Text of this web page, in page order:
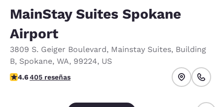
MainStay Suites Spokane
Airport
3809 S. Geiger Boulevard, Mainstay Suites, Building
B, Spokane, WA, 99224, US
calificación de 4.59 estrellas. Excelente.
4.6405 reseñas